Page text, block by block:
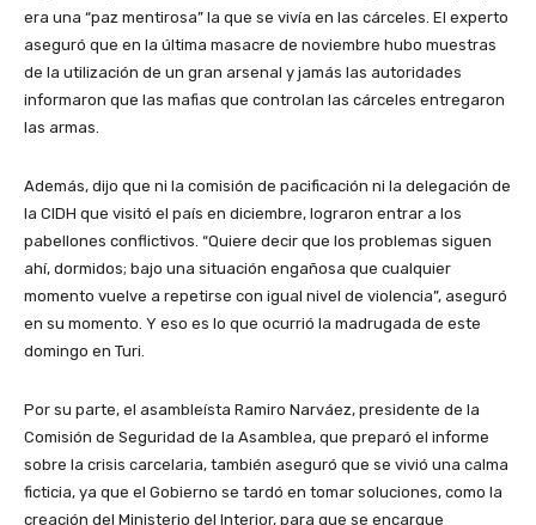
era una “paz mentirosa” la que se vivía en las cárceles. El experto
aseguró que en la última masacre de noviembre hubo muestras
de la utilización de un gran arsenal y jamás las autoridades
informaron que las mafias que controlan las cárceles entregaron
las armas.
Además, dijo que ni la comisión de pacificación ni la delegación de
la CIDH que visitó el país en diciembre, lograron entrar a los
pabellones conflictivos. “Quiere decir que los problemas siguen
ahí, dormidos; bajo una situación engañosa que cualquier
momento vuelve a repetirse con igual nivel de violencia”, aseguró
en su momento. Y eso es lo que ocurrió la madrugada de este
domingo en Turi.
Por su parte, el asambleísta Ramiro Narváez, presidente de la
Comisión de Seguridad de la Asamblea, que preparó el informe
sobre la crisis carcelaria, también aseguró que se vivió una calma
ficticia, ya que el Gobierno se tardó en tomar soluciones, como la
creación del Ministerio del Interior, para que se encargue